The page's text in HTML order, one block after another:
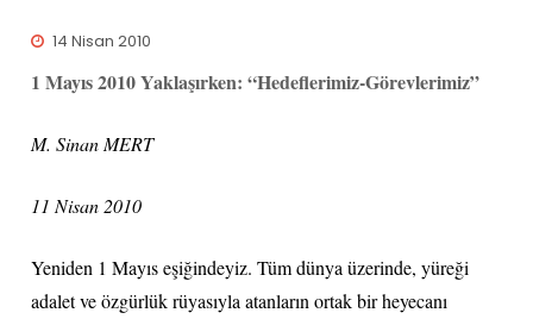
14 Nisan 2010
1 Mayıs 2010 Yaklaşırken: “Hedeflerimiz-Görevlerimiz”
M. Sinan MERT
11 Nisan 2010
Yeniden 1 Mayıs eşiğindeyiz. Tüm dünya üzerinde, yüreği
adalet ve özgürlük rüyasıyla atanların ortak bir heyecanı